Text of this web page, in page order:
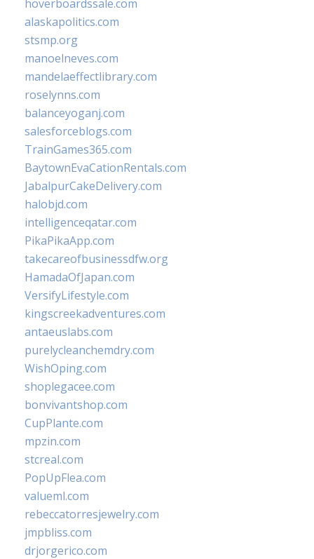
hoverboardssale.com
alaskapolitics.com
stsmp.org
manoelneves.com
mandelaeffectlibrary.com
roselynns.com
balanceyoganj.com
salesforceblogs.com
TrainGames365.com
BaytownEvaCationRentals.com
JabalpurCakeDelivery.com
halobjd.com
intelligenceqatar.com
PikaPikaApp.com
takecareofbusinessdfw.org
HamadaOfJapan.com
VersifyLifestyle.com
kingscreekadventures.com
antaeuslabs.com
purelycleanchemdry.com
WishOping.com
shoplegacee.com
bonvivantshop.com
CupPlante.com
mpzin.com
stcreal.com
PopUpFlea.com
valueml.com
rebeccatorresjewelry.com
jmpbliss.com
drjorgerico.com